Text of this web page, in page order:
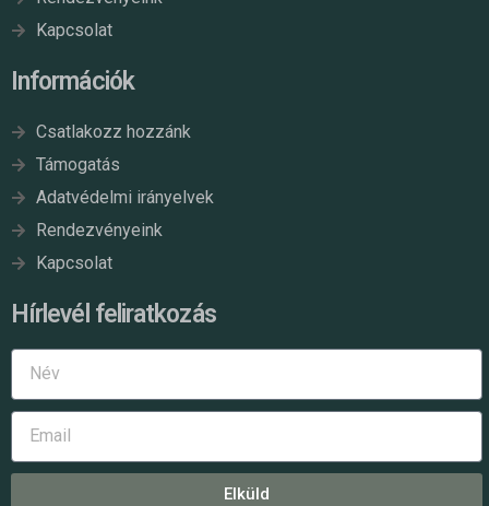
Kapcsolat
Információk
Csatlakozz hozzánk
Támogatás
Adatvédelmi irányelvek
Rendezvényeink
Kapcsolat
Hírlevél feliratkozás
Elküld